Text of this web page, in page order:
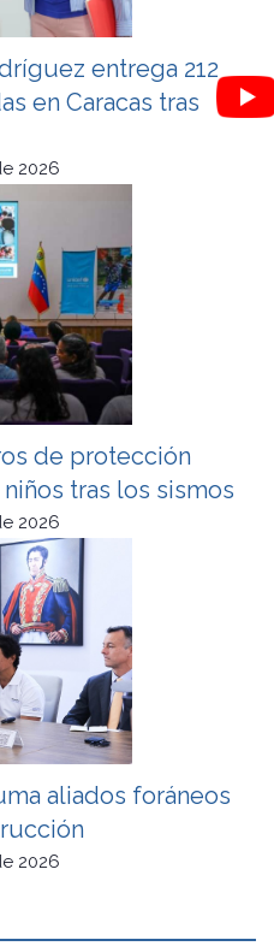
entrega 212
en Caracas tras
2026
de protección
tras los sismos
2026
aliados foráneos
2026